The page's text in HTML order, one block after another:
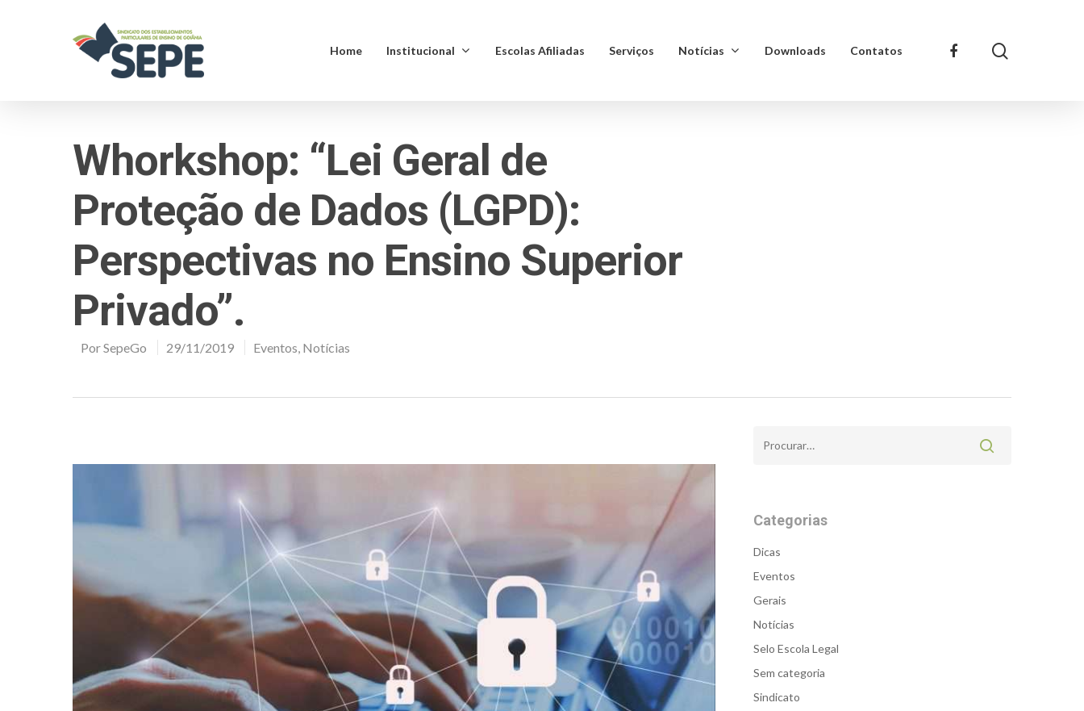
Aperte Enter para procurar ou ESC para fechar
Home Institucional Escolas Afiliadas Serviços Notícias Downloads Contatos
Whorkshop: “Lei Geral de
Proteção de Dados (LGPD):
Perspectivas no Ensino Superior
Privado”.
PorSepeGo 29/11/2019 Eventos, Notícias
Categorias
Dicas
Eventos
Gerais
Notícias
Selo Escola Legal
Sem categoria
Sindicato